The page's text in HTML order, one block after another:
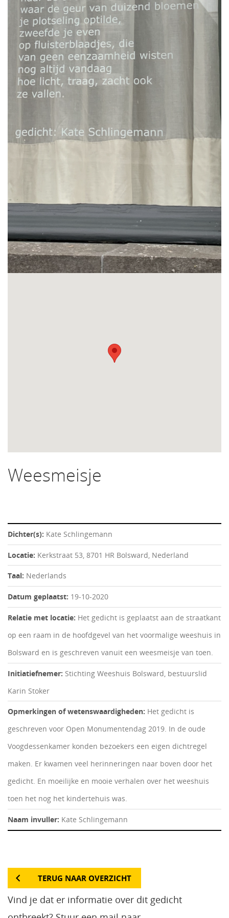
Weesmeisje
Dichter(s): Kate Schlingemann
Locatie: Kerkstraat 53, 8701 HR Bolsward, Nederland
Taal: Nederlands
Datum geplaatst: 19-10-2020
Relatie met locatie: Het gedicht is geplaatst aan de straatkant
op een raam in de hoofdgevel van het voormalige weeshuis in
Bolsward en is geschreven vanuit een weesmeisje van toen.
Initiatiefnemer: Stichting Weeshuis Bolsward, bestuurslid
Karin Stoker
Opmerkingen of wetenswaardigheden: Het gedicht is
geschreven voor Open Monumentendag 2019. In de oude
Voogdessenkamer konden bezoekers een eigen dichtregel
maken. Er kwamen veel herinneringen naar boven door het
gedicht. En moeilijke en mooie verhalen over het weeshuis
toen het nog het kindertehuis was.
Naam invuller: Kate Schlingemann
TERUG NAAR OVERZICHT
Vind je dat er informatie over dit gedicht